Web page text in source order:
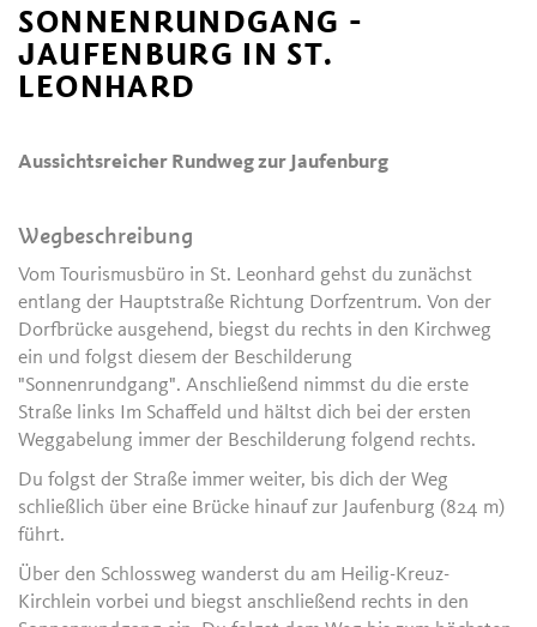
SONNENRUNDGANG -
JAUFENBURG IN ST.
LEONHARD
Aussichtsreicher Rundweg zur Jaufenburg
Wegbeschreibung
Vom Tourismusbüro in St. Leonhard gehst du zunächst
entlang der Hauptstraße Richtung Dorfzentrum. Von der
Dorfbrücke ausgehend, biegst du rechts in den Kirchweg
ein und folgst diesem der Beschilderung
"Sonnenrundgang". Anschließend nimmst du die erste
Straße links Im Schaffeld und hältst dich bei der ersten
Weggabelung immer der Beschilderung folgend rechts.
Du folgst der Straße immer weiter, bis dich der Weg
schließlich über eine Brücke hinauf zur Jaufenburg (824 m)
führt.
Über den Schlossweg wanderst du am Heilig-Kreuz-
Kirchlein vorbei und biegst anschließend rechts in den